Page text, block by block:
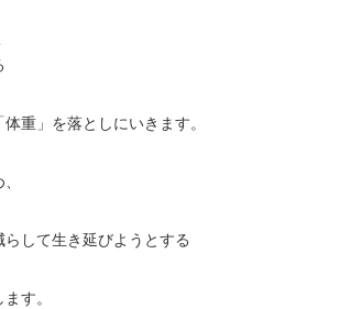
重」を落としにいきます。
して生き延びようとする
す。